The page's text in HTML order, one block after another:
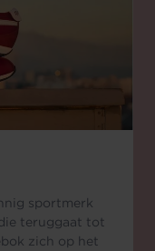
sportmerk
teruggaat tot
zich op het